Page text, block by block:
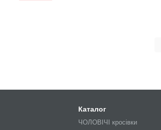
Каталог
ЧОЛОВІЧІ кросівки